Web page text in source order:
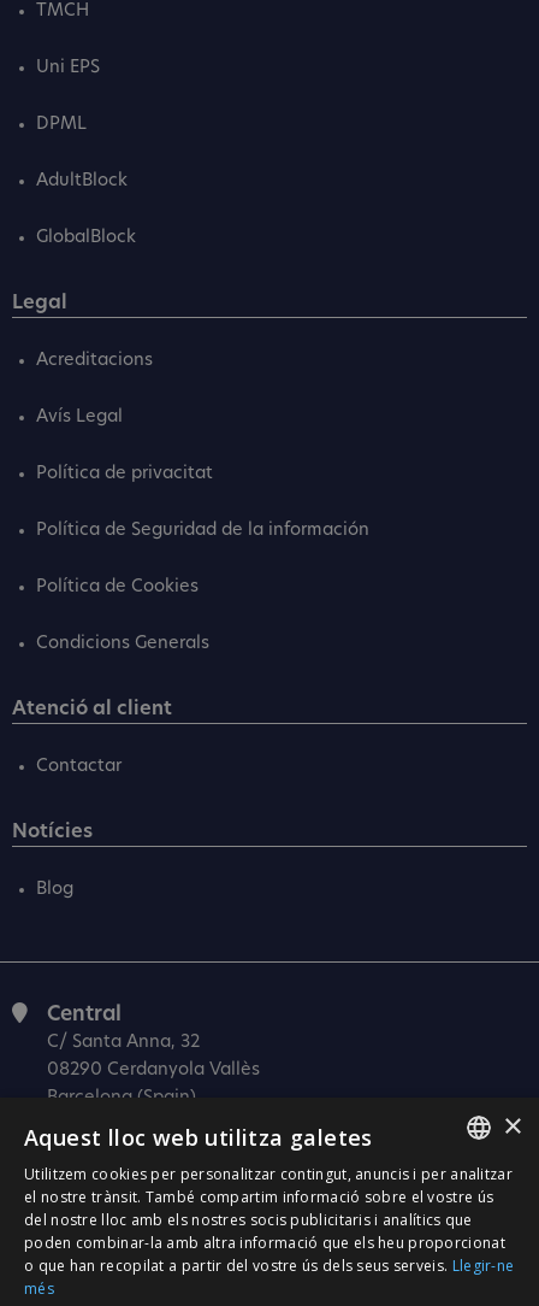
TMCH
Uni EPS
DPML
AdultBlock
GlobalBlock
Legal
Acreditacions
Avís Legal
Política de privacitat
Política de Seguridad de la información
Política de Cookies
Condicions Generals
Atenció al client
Contactar
Notícies
Blog
Central
C/ Santa Anna, 32
08290 Cerdanyola Vallès
Barcelona (Spain)
Barcelona (I+D)
C/ Josep Estivill, 11-13
08027 Barcelona
(Spain)
Madrid
C/ Méndez Álvaro 20, oficina 440
SPANISH
CATALÀ
ENGLISH
×
Aquest lloc web utilitza galetes
Utilitzem cookies per personalitzar contingut, anuncis i per analitzar
el nostre trànsit. També compartim informació sobre el vostre ús
del nostre lloc amb els nostres socis publicitaris i analítics que
poden combinar-la amb altra informació que els heu proporcionat
o que han recopilat a partir del vostre ús dels seus serveis. Llegir-ne
més